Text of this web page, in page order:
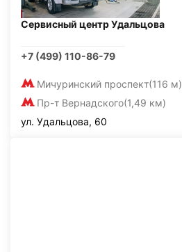
Сервисный центр Удальцова
+7 (499) 110-86-79
Мичуринский проспект(116 м)
Пр-т Вернадского(1,49 км)
ул. Удальцова, 60